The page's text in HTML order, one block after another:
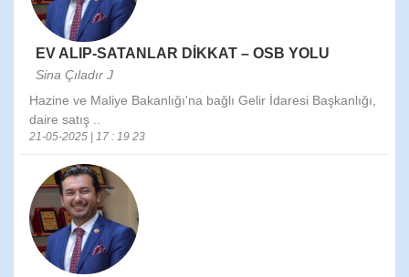
EV ALIP-SATANLAR DİKKAT – OSB YOLU
Sina Çıladır J
Hazine ve Maliye Bakanlığı'na bağlı Gelir İdaresi Başkanlığı,
daire satış ..
21-05-2025 | 17 : 19 23